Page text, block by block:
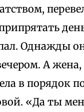
Однажды
А
в порядок
«Да ты